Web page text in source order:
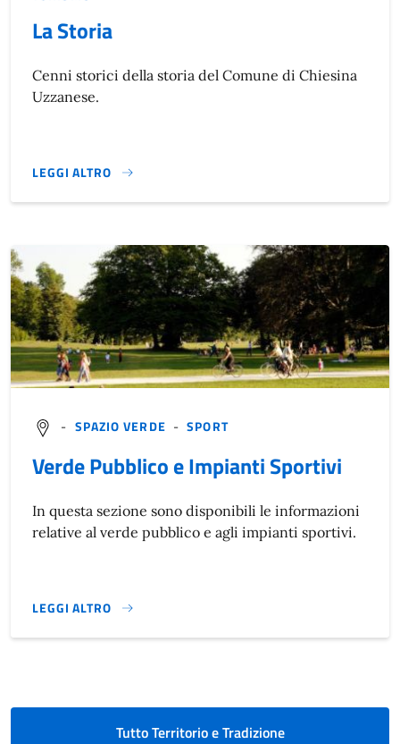
La Storia
Cenni storici della storia del Comune di Chiesina
Uzzanese.
LEGGI ALTRO
LA STORIA}
- SPAZIO VERDE -SPORT
Verde Pubblico e Impianti Sportivi
In questa sezione sono disponibili le informazioni
relative al verde pubblico e agli impianti sportivi.
LEGGI ALTRO
VERDE PUBBLICO E IMPIANTI SPORTIVI}
Tutto Territorio e Tradizione